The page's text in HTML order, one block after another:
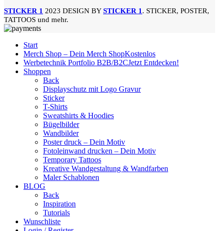
STICKER 1 2023 DESIGN BYSTICKER 1 . STICKER, POSTER,
TATTOOS und mehr.
Start
Merch Shop – Dein Merch ShopKostenlos
Werbetechnik Portfolio B2B/B2CJetzt Entdecken!
Shoppen
Back
Displayschutz mit Logo Gravur
Sticker
T-Shirts
Sweatshirts & Hoodies
Bügelbilder
Wandbilder
Poster druck – Dein Motiv
Fotoleinwand drucken – Dein Motiv
Temporary Tattoos
Kreative Wandgestaltung & Wandfarben
Maler Schablonen
BLOG
Back
Inspiration
Tutorials
Wunschliste